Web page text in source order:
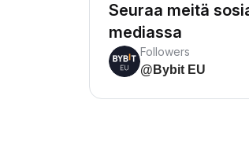
Seuraa meitä
mediassa
Followers
@Bybit EU